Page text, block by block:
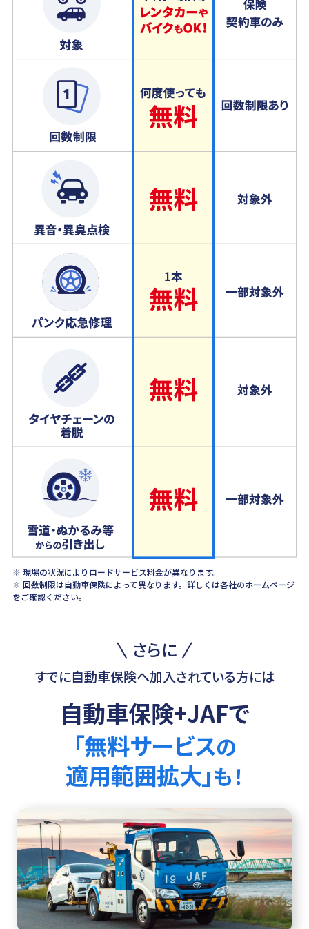
※ 現場の状況によりロードサービス料金が異なります。
※ 回数制限は自動車保険によって異なります。詳しくは各社のホームページ
をご確認ください。
さらに
すでに自動車保険へ加入されている方には
自動車保険+JAFで
「無料サービスの
適用範囲拡大」も！